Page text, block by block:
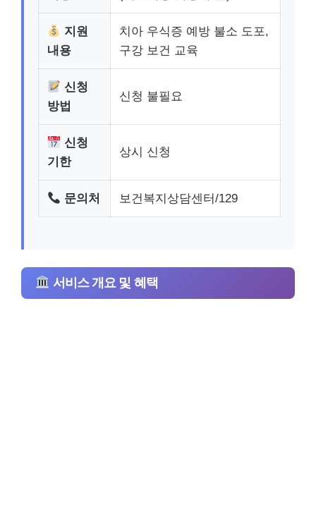
지원
내용
치아 우식증 예방 불소 도포,
구강 보건 교육
신청
방법
신청 불필요
신청
기한
상시 신청
문의처 보건복지상담센터/129
서비스 개요 및 혜택